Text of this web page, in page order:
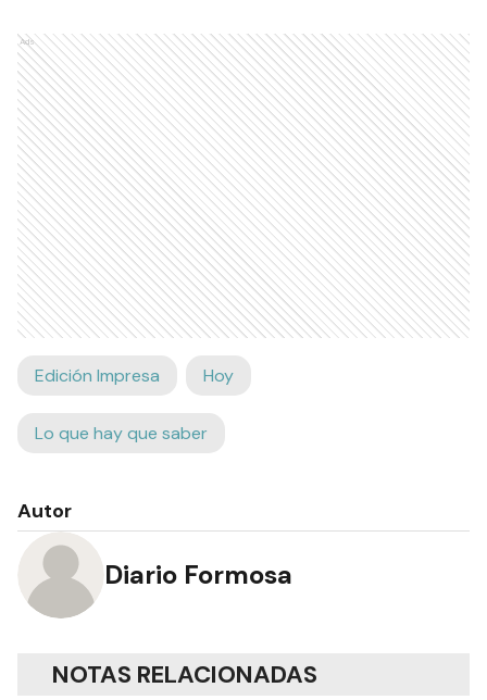
Ads
Edición Impresa Hoy
Lo que hay que saber
Autor
Diario Formosa
NOTAS RELACIONADAS